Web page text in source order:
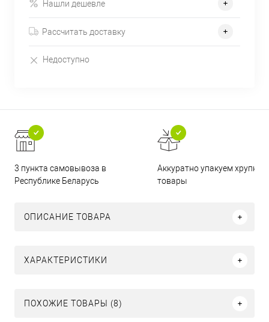
Нашли дешевле
Рассчитать доставку
Недоступно
3 пункта самовывоза в
Республике Беларусь
Аккуратно упакуем хрупкие
товары
ОПИСАНИЕ ТОВАРА
ХАРАКТЕРИСТИКИ
ПОХОЖИЕ ТОВАРЫ (8)